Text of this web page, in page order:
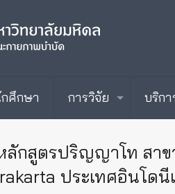
ศึกษา การวิจัย บริกา
กสูตรปริญญาโท สา
ประเทศอินโดนี